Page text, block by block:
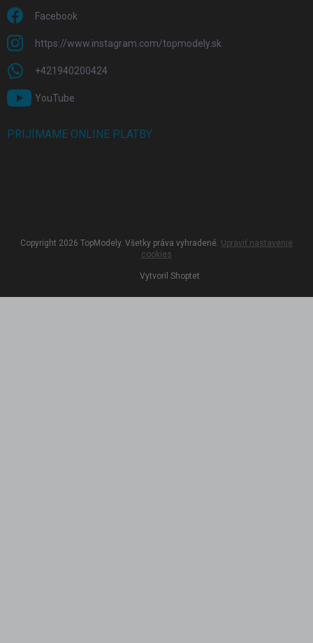
Facebook
https://www.instagram.com/topmodely.sk
+421940200424
YouTube
PRIJÍMAME ONLINE PLATBY
Vytvoril Shoptet
Copyright 2026 TopModely. Všetky práva vyhradené. Upraviť nastavenie
cookies